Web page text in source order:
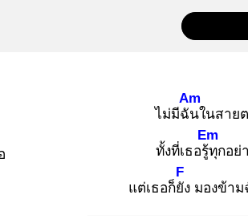
ไม่มีฉัน
Am
ในสาย
ทั้งที่เธอรู้ทุ
Em
กอย่
แต่เธอก็ยัง
F
มองข้าม